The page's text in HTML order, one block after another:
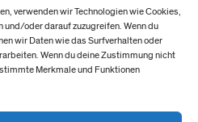
verwenden wir Technologien wie Cookies,
und/oder darauf zuzugreifen. Wenn du
wir Daten wie das Surfverhalten oder
Wenn du deine Zustimmung nicht
Merkmale und Funktionen